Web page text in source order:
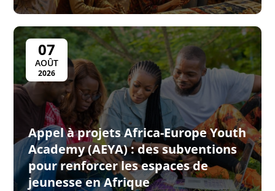
07
AOÛT
2026
Appel à projets Africa-Europe Youth
Academy (AEYA) : des subventions
pour renforcer les espaces de
jeunesse en Afrique